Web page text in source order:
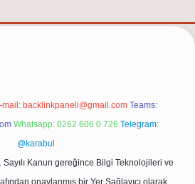
mail: backlinkpaneli@gmail.com Teams:
Whatsapp: 0262 606 0 726 Telegram:
@karabul
Sayılı Kanun gereğince Bilgi Teknolojileri ve
onaylanmış bir Yer Sağlayıcı olarak